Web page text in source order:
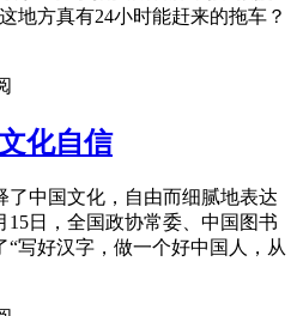
地方真有24小时能赶来的拖车？
化自信
了中国文化，自由而细腻地表达
15日，全国政协常委、中国图书
“写好汉字，做一个好中国人，从